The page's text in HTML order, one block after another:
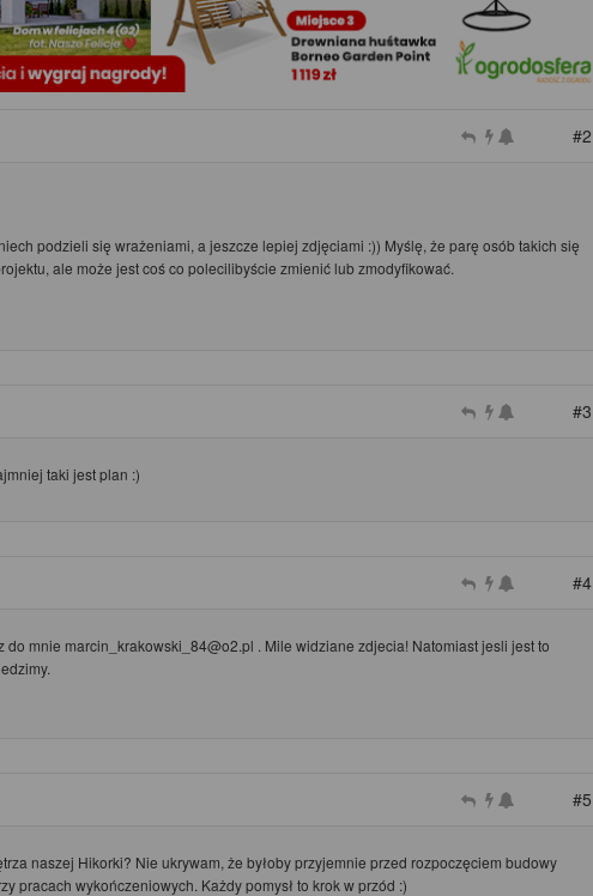
#2
podzieli się wrażeniami, a jeszcze lepiej zdjęciami :)) Myślę, że parę osób takich się
ale może jest coś co polecilibyście zmienić lub zmodyfikować.
#3
taki jest plan :)
#4
mnie marcin_krakowski_84@o2.pl . Mile widziane zdjecia! Natomiast jesli jest to
#5
naszej Hikorki? Nie ukrywam, że byłoby przyjemnie przed rozpoczęciem budowy
pracach wykończeniowych. Każdy pomysł to krok w przód :)